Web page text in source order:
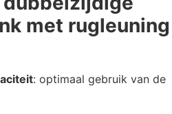
met rugleuning
: optimaal gebruik van de